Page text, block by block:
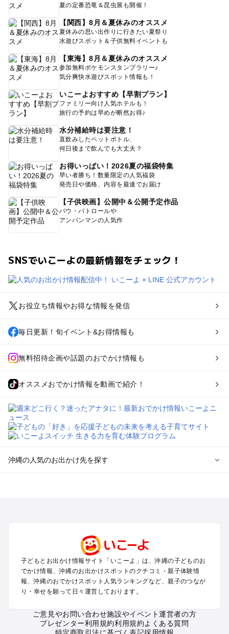
夏の定番恐竜＆昆虫展も開催！
【関西】8月＆夏休みのオススメ
夏休みの思い出作りに行きたい夏祭り
水遊びスポット＆子供無料イベントも
【東海】8月＆夏休みのオススメ
参加無料ポケモンスタンプラリー♪
気分爽快水遊びスポット情報も！
いこーよおすすめ【早割プラン】
ファミリー向け人気ホテルも！
旅行の予約は早めが断然お得♪
水分補給時は要注意！
直飲みしたペットボトル、
何日後まで飲んでも大丈夫？
お得いっぱい！2026夏の福袋特集
早い者勝ち！数量限定の人気福袋
発売日や価格、内容を最速でお届け
【子供映画】公開中＆公開予定作品
パウ・パトロールや
アンパンマンの人気作
SNSでいこーよの最新情報をチェック！
お役立ち情報やお得な情報を発信
毎日更新！旬イベント&お得情報も
無料招待企画や話題のおでかけ情報も
オススメおでかけ情報を動画で紹介！
沖縄の人気のお出かけ先を探す
沖縄南部（糸満・豊見城）のプールお出かけ
西海岸・東海岸（読谷・宜野座）のプールお出かけ
屋久島・奄美大島・種子島・宮古島・石垣島（鹿児島～沖縄の
離島）のプールお出かけ
沖縄の遊園地
沖縄の動物園
子どもとお出かけ情報サイト「いこーよ」は、沖縄の子どものお
でかけ情報、沖縄のお出かけスポットのクチコミ・親子体験情
報、沖縄のおでかけスポット人気ランキングなど、親子のつなが
り・幸せを願って日々運営しております。
ご意見やお問い合わせ施設やイベント運営者の方
プレゼンター利用規約利用規約よくある質問